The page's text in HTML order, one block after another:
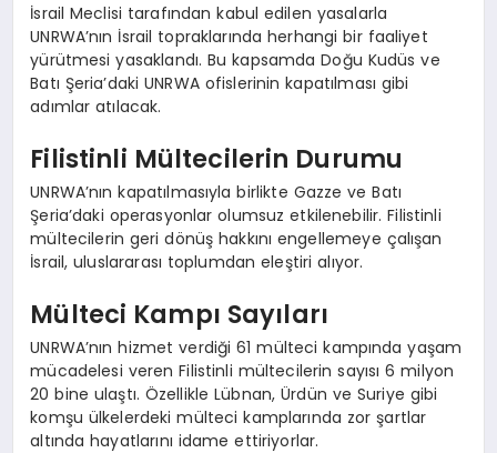
İsrail Meclisi tarafından kabul edilen yasalarla
UNRWA’nın İsrail topraklarında herhangi bir faaliyet
yürütmesi yasaklandı. Bu kapsamda Doğu Kudüs ve
Batı Şeria’daki UNRWA ofislerinin kapatılması gibi
adımlar atılacak.
Filistinli Mültecilerin Durumu
UNRWA’nın kapatılmasıyla birlikte Gazze ve Batı
Şeria’daki operasyonlar olumsuz etkilenebilir. Filistinli
mültecilerin geri dönüş hakkını engellemeye çalışan
İsrail, uluslararası toplumdan eleştiri alıyor.
Mülteci Kampı Sayıları
UNRWA’nın hizmet verdiği 61 mülteci kampında yaşam
mücadelesi veren Filistinli mültecilerin sayısı 6 milyon
20 bine ulaştı. Özellikle Lübnan, Ürdün ve Suriye gibi
komşu ülkelerdeki mülteci kamplarında zor şartlar
altında hayatlarını idame ettiriyorlar.